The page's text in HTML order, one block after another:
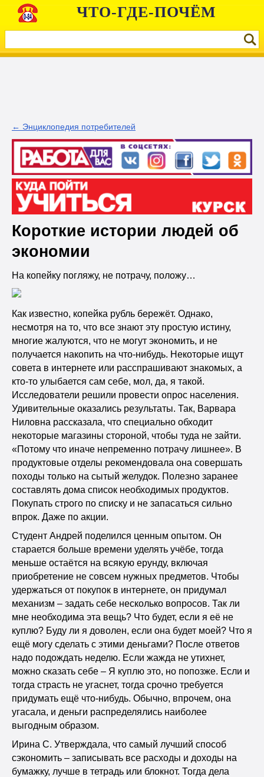
ЧТО-ГДЕ-ПОЧЁМ
← Энциклопедия потребителей
Короткие истории людей об
экономии
На копейку погляжу, не потрачу, положу…
Как известно, копейка рубль бережёт. Однако,
несмотря на то, что все знают эту простую истину,
многие жалуются, что не могут экономить, и не
получается накопить на что-нибудь. Некоторые ищут
совета в интернете или расспрашивают знакомых, а
кто-то улыбается сам себе, мол, да, я такой.
Исследователи решили провести опрос населения.
Удивительные оказались результаты. Так, Варвара
Ниловна рассказала, что специально обходит
некоторые магазины стороной, чтобы туда не зайти.
«Потому что иначе непременно потрачу лишнее». В
продуктовые отделы рекомендовала она совершать
походы только на сытый желудок. Полезно заранее
составлять дома список необходимых продуктов.
Покупать строго по списку и не запасаться сильно
впрок. Даже по акции.
Студент Андрей поделился ценным опытом. Он
старается больше времени уделять учёбе, тогда
меньше остаётся на всякую ерунду, включая
приобретение не совсем нужных предметов. Чтобы
удержаться от покупок в интернете, он придумал
механизм – задать себе несколько вопросов. Так ли
мне необходима эта вещь? Что будет, если я её не
куплю? Буду ли я доволен, если она будет моей? Что я
ещё могу сделать с этими деньгами? После ответов
надо подождать неделю. Если жажда не утихнет,
можно сказать себе – Я куплю это, но попозже. Если и
тогда страсть не угаснет, тогда срочно требуется
придумать ещё что-нибудь. Обычно, впрочем, она
угасала, и деньги распределялись наиболее
выгодным образом.
Ирина С. Утверждала, что самый лучший способ
сэкономить – записывать все расходы и доходы на
бумажку, лучше в тетрадь или блокнот. Тогда дела